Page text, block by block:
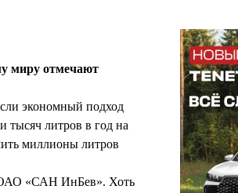
миру отмечают
экономный подход
тысяч литров в год на
миллионы литров
ОАО «САН ИнБев». Хоть